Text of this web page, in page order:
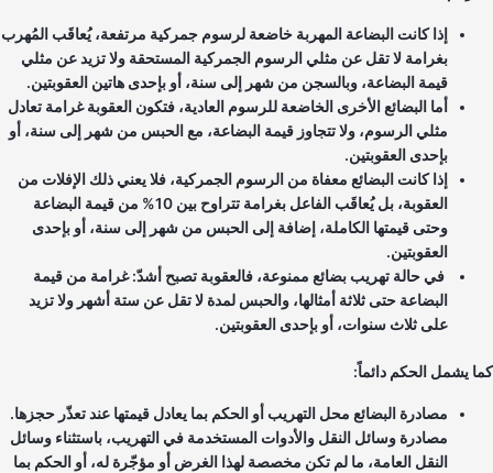
إذا كانت البضاعة المهربة خاضعة لرسوم جمركية مرتفعة، يُعاقَب المُهرب
بغرامة لا تقل عن مثلي الرسوم الجمركية المستحقة ولا تزيد عن مثلي
قيمة البضاعة، وبالسجن من شهر إلى سنة، أو بإحدى هاتين العقوبتين.
أما البضائع الأخرى الخاضعة للرسوم العادية، فتكون العقوبة غرامة تعادل
مثلي الرسوم، ولا تتجاوز قيمة البضاعة، مع الحبس من شهر إلى سنة، أو
بإحدى العقوبتين.
إذا كانت البضائع معفاة من الرسوم الجمركية، فلا يعني ذلك الإفلات من
العقوبة، بل يُعاقَب الفاعل بغرامة تتراوح بين 10% من قيمة البضاعة
وحتى قيمتها الكاملة، إضافة إلى الحبس من شهر إلى سنة، أو بإحدى
العقوبتين.
في حالة تهريب بضائع ممنوعة، فالعقوبة تصبح أشدّ: غرامة من قيمة
البضاعة حتى ثلاثة أمثالها، والحبس لمدة لا تقل عن ستة أشهر ولا تزيد
على ثلاث سنوات، أو بإحدى العقوبتين.
يشمل الحكم دائماً:
مصادرة البضائع محل التهريب أو الحكم بما يعادل قيمتها عند تعذّر حجزها.
مصادرة وسائل النقل والأدوات المستخدمة في التهريب، باستثناء وسائل
النقل العامة، ما لم تكن مخصصة لهذا الغرض أو مؤجّرة له، أو الحكم بما